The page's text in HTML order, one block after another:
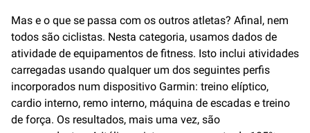
Mas e o que se passa com os outros atletas? Afinal, nem
todos são ciclistas. Nesta categoria, usamos dados de
atividade de equipamentos de fitness. Isto inclui atividades
carregadas usando qualquer um dos seguintes perfis
incorporados num dispositivo Garmin: treino elíptico,
cardio interno, remo interno, máquina de escadas e treino
de força. Os resultados, mais uma vez, são